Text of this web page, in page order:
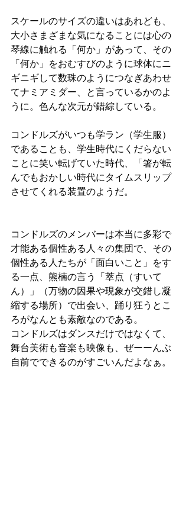
スケールのサイズの違いはあれども、
大小さまざまな気になることには心の
琴線に触れる「何か」があって、その
「何か」をおむすびのように球体にニ
ギニギして数珠のようにつなぎあわせ
てナミアミダー、と言っているかのよ
うに。色んな次元が錯綜している。
コンドルズがいつも学ラン（学生服）
であることも、学生時代にくだらない
ことに笑い転げていた時代、「箸が転
んでもおかしい時代にタイムスリップ
させてくれる装置のようだ。
コンドルズのメンバーは本当に多彩で
才能ある個性ある人々の集団で、その
個性ある人たちが「面白いこと」をす
る一点、熊楠の言う「萃点（すいて
ん）」（万物の因果や現象が交錯し凝
縮する場所）で出会い、踊り狂うとこ
ろがなんとも素敵なのである。
コンドルズはダンスだけではなくて、
舞台美術も音楽も映像も、ぜーーんぶ
自前でできるのがすごいんだよなぁ。